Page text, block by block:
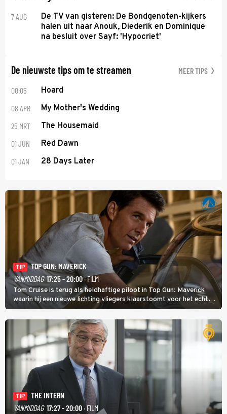
7 AUG
De TV van gisteren: De Bondgenoten-kijkers
halen uit naar Anouk, Diederik en Dominique
na besluit over Sayf: 'Hypocriet'
De nieuwste tips om te streamen MEER TIPS
00:05 Hoard
08 APR My Mother's Wedding
25 MRT The Housemaid
01 JUN Red Dawn
01 JAN 28 Days Later
TIP
TOP GUN: MAVERICK
VANMIDDAG 17:25 - 20:00· FILM
Tom Cruise is terug als heldhaftige piloot in Top Gun: Maverick
waarin hij een nieuwe lichting vliegers klaarstoomt voor het echte
werk.
TIP
THE INTERN
VANMIDDAG 17:27 - 20:00· FILM